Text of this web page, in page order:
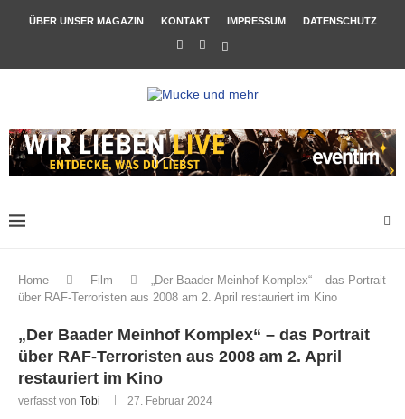
ÜBER UNSER MAGAZIN KONTAKT IMPRESSUM DATENSCHUTZ
Home Film
„Der Baader Meinhof Komplex“ – das Portrait
über RAF-Terroristen aus 2008 am 2. April restauriert im Kino
„Der Baader Meinhof Komplex“ – das Portrait
über RAF-Terroristen aus 2008 am 2. April
restauriert im Kino
verfasst von Tobi 27. Februar 2024